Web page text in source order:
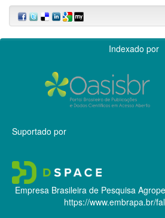
Indexado por
Suportado por
Empresa Brasileira de Pesquisa
https://www.embrapa.br/